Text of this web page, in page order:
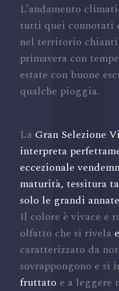
L’andamento
tutti quei connotati
nel territorio
primavera con
estate con buone
qualche pioggia.
La Gran Selezione
interpreta
eccezionale
maturità, tessitura
solo le grandi
Il colore è vivace e
olfatto che si rivela
caratterizzato da
sovrappongono e si
fruttato e a leggere